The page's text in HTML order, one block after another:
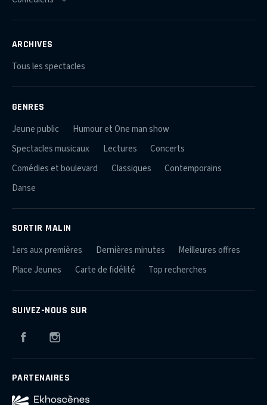
ARCHIVES
Tous les spectacles
GENRES
Jeune public
Humour et One man show
Spectacles musicaux
Lectures
Concerts
Comédies et boulevard
Classiques
Contemporains
Danse
SORTIR MALIN
1ers aux premières Dernières minutes
Meilleures offres
Place Jeunes
Carte de fidélité Top recherches
SUIVEZ-NOUS SUR
Facebook
PARTENAIRES